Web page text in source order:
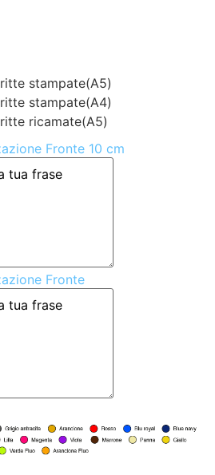
stampate(A5)
stampate(A4)
ricamate(A5)
Fronte 10 cm
Fronte